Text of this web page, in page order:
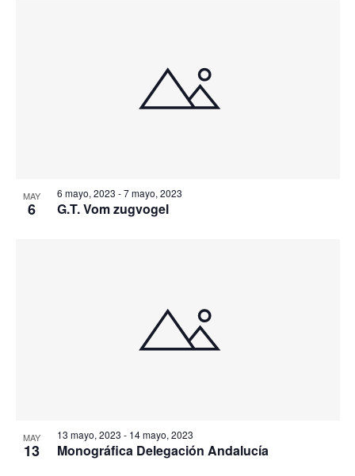
MAY
6
6 mayo, 2023 -7 mayo, 2023
G.T. Vom zugvogel
MAY
13
13 mayo, 2023 - 14 mayo, 2023
Monográfica Delegación Andalucía